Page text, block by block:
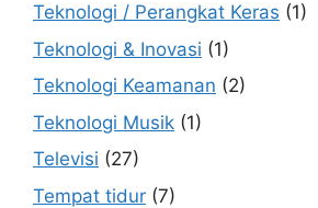
Teknologi / Perangkat Keras (1)
Teknologi & Inovasi (1)
Teknologi Keamanan (2)
Teknologi Musik (1)
Televisi (27)
Tempat tidur (7)